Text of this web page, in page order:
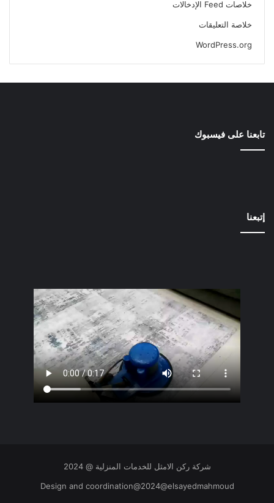
خلاصات Feed الإدخالات
خلاصة التعليقات
WordPress.org
تابعنا على فيسبوك
إتبعنا
شركة ركن الامثل للخدمات المنزلية @ 2024
Design and coordination@2024@elsayedmahmoud